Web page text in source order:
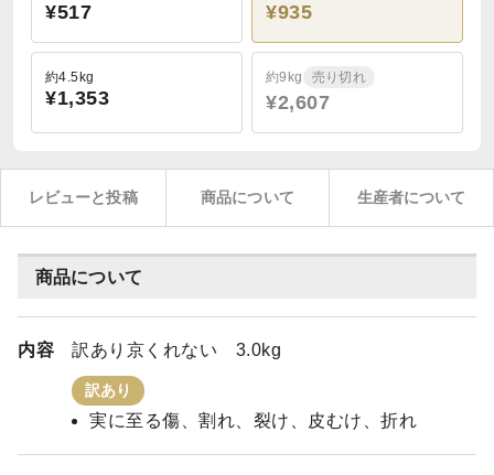
¥517 ¥935
約4.5kg
¥1,353
約9kg 売り切れ
¥2,607
レビューと投稿 商品について 生産者について
商品について
内容 訳あり京くれない 3.0kg
訳あり
実に至る傷、割れ、裂け、皮むけ、折れ